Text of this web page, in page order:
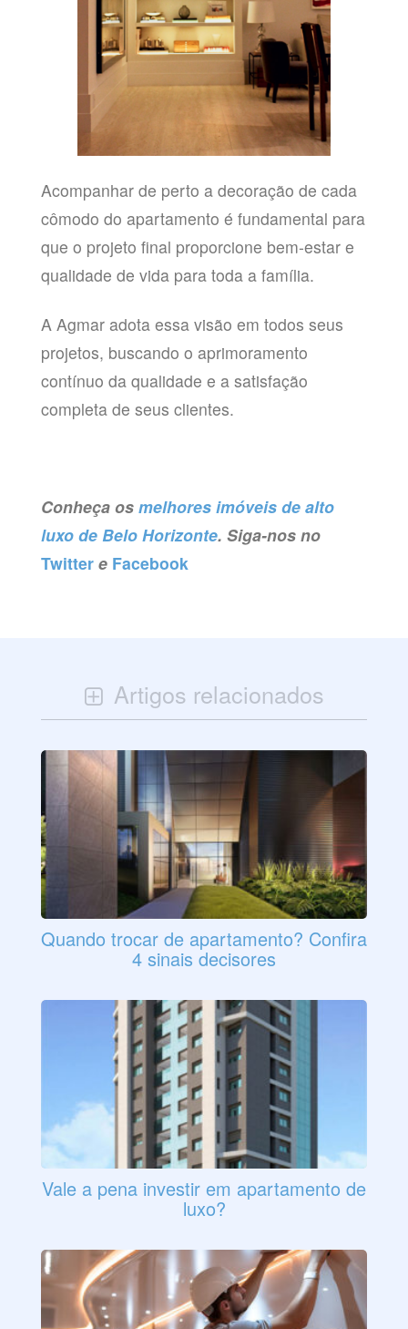
Acompanhar de perto a decoração de cada
cômodo do apartamento é fundamental para
que o projeto final proporcione bem-estar e
qualidade de vida para toda a família.
A Agmar adota essa visão em todos seus
projetos, buscando o aprimoramento
contínuo da qualidade e a satisfação
completa de seus clientes.
Conheça os melhores imóveis de alto
luxo de Belo Horizonte. Siga-nos no
Twittere Facebook
Artigos relacionados
Quando trocar de apartamento? Confira
4 sinais decisores
Vale a pena investir em apartamento de
luxo?